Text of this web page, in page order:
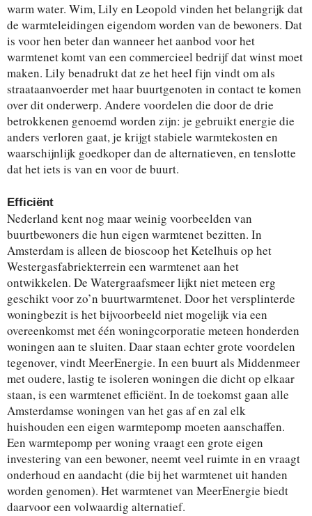
warm water. Wim, Lily en Leopold vinden het belangrijk dat
de warmteleidingen eigendom worden van de bewoners. Dat
is voor hen beter dan wanneer het aanbod voor het
warmtenet komt van een commercieel bedrijf dat winst moet
maken. Lily benadrukt dat ze het heel fijn vindt om als
straataanvoerder met haar buurtgenoten in contact te komen
over dit onderwerp. Andere voordelen die door de drie
betrokkenen genoemd worden zijn: je gebruikt energie die
anders verloren gaat, je krijgt stabiele warmtekosten en
waarschijnlijk goedkoper dan de alternatieven, en tenslotte
dat het iets is van en voor de buurt.
Efficiënt
Nederland kent nog maar weinig voorbeelden van
buurtbewoners die hun eigen warmtenet bezitten. In
Amsterdam is alleen de bioscoop het Ketelhuis op het
Westergasfabriekterrein een warmtenet aan het
ontwikkelen. De Watergraafsmeer lijkt niet meteen erg
geschikt voor zo’n buurtwarmtenet. Door het versplinterde
woningbezit is het bijvoorbeeld niet mogelijk via een
overeenkomst met één woningcorporatie meteen honderden
woningen aan te sluiten. Daar staan echter grote voordelen
tegenover, vindt MeerEnergie. In een buurt als Middenmeer
met oudere, lastig te isoleren woningen die dicht op elkaar
staan, is een warmtenet efficiënt. In de toekomst gaan alle
Amsterdamse woningen van het gas af en zal elk
huishouden een eigen warmtepomp moeten aanschaffen.
Een warmtepomp per woning vraagt een grote eigen
investering van een bewoner, neemt veel ruimte in en vraagt
onderhoud en aandacht (die bij het warmtenet uit handen
worden genomen). Het warmtenet van MeerEnergie biedt
daarvoor een volwaardig alternatief.